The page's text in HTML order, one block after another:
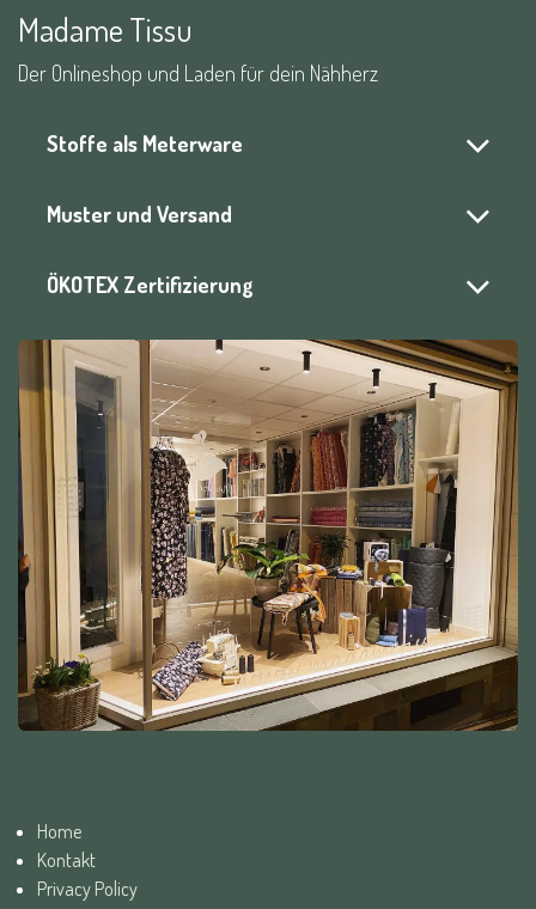
Madame Tissu
Der Onlineshop und Laden für dein Nähherz
Stoffe als Meterware
Muster und Versand
ÖKOTEX Zertifizierung
Home
Kontakt
Privacy Policy